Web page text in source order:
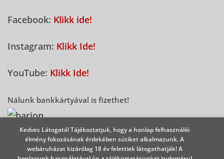
Facebook: Klikk ide!
Instagram: Klikk Ide!
YouTube: Klikk Ide!
Nálunk bankkártyával is fizethet!
2026 - Potencianövelő Shop
Kedves Látogató! Tájékoztatjuk, hogy a honlap felhasználói
élmény fokozásának érdekében sütiket alkalmazunk. A
webáruházat kizárólag 18 év felettiek látogathatják! A